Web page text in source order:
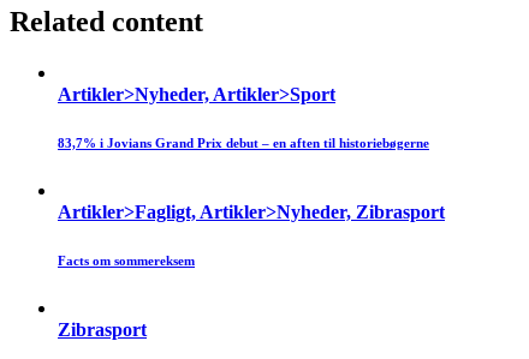
Related content
Artikler>Nyheder, Artikler>Sport
83,7% i Jovians Grand Prix debut – en aften til historiebøgerne
Artikler>Fagligt, Artikler>Nyheder, Zibrasport
Facts om sommereksem
Zibrasport